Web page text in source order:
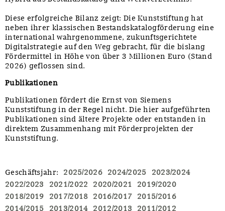
Diese erfolgreiche Bilanz zeigt: Die Kunststiftung hat
neben ihrer klassischen Bestandskatalogförderung eine
international wahrgenommene, zukunftsgerichtete
Digitalstrategie auf den Weg gebracht, für die bislang
Fördermittel in Höhe von über 3 Millionen Euro (Stand
2026) geflossen sind.
Publikationen
Publikationen fördert die Ernst von Siemens
Kunststiftung in der Regel nicht. Die hier aufgeführten
Publikationen sind ältere Projekte oder entstanden in
direktem Zusammenhang mit Förderprojekten der
Kunststiftung.
Geschäftsjahr: 2025/2026 2024/2025
2023/2024
2022/2023
2021/2022 2020/2021
2019/2020
2018/2019
2017/2018 2016/2017
2015/2016
2014/2015
2013/2014 2012/2013 2011/2012